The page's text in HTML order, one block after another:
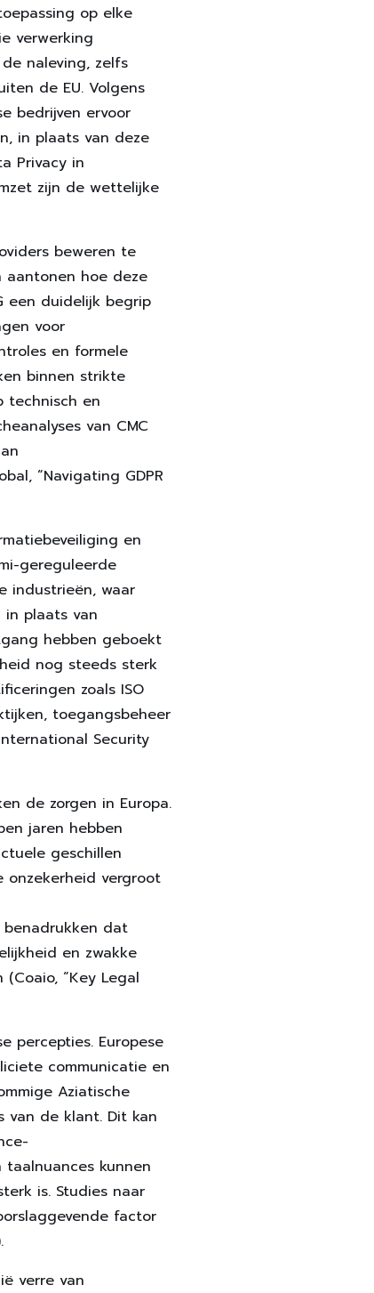
op elke
verwerking
naleving, zelfs
de EU. Volgens
bedrijven ervoor
in plaats van deze
Privacy in
zijn de wettelijke
beweren te
aantonen hoe deze
een duidelijk begrip
voor
en formele
binnen strikte
technisch en
van CMC
“Navigating GDPR
en
gereguleerde
industrieën, waar
plaats van
hebben geboekt
nog steeds sterk
zoals ISO
toegangsbeheer
Security
de zorgen in Europa.
jaren hebben
geschillen
onzekerheid vergroot
benadrukken dat
en zwakke
“Key Legal
percepties. Europese
communicatie en
Aziatische
van de klant. Dit kan
kunnen
is. Studies naar
factor
verre van